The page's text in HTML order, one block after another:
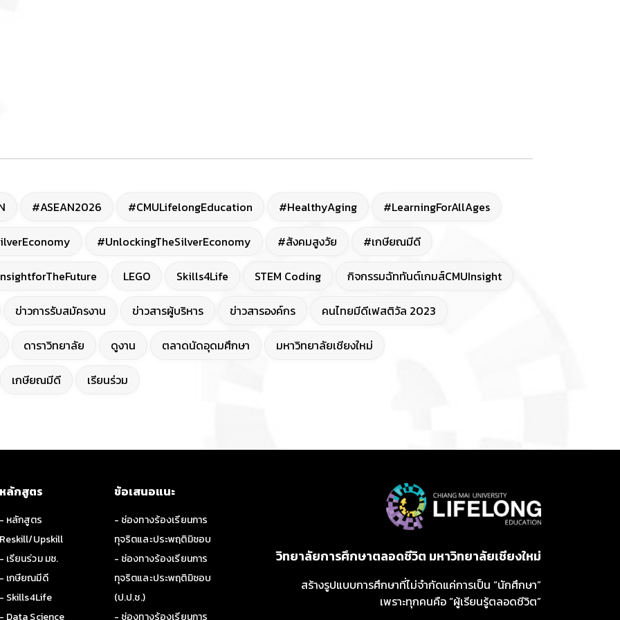
#ASEAN2026 #CMULifelongEducation #HealthyAging #LearningForAllAges
#UnlockingTheSilverEconomy #สังคมสูงวัย #เกษียณมีดี
LEGO Skills4Life STEM Coding กิจกรรมฉัททันต์เกมส์CMUInsight
ข่าวการรับสมัครงาน ข่าวสารผู้บริหาร ข่าวสารองค์กร คนไทยมีดีเฟสติวัล 2023
ดาราวิทยาลัย ดูงาน ตลาดนัดอุดมศึกษา มหาวิทยาลัยเชียงใหม่
เกษียณมีดี เรียนร่วม
ลักสูตร
หลักสูตร
Upskill
เรียนร่วม มช.
เกษียณมีดี
Skills4Life
Data Science
ข้อเสนอแนะ
- ช่องทางร้องเรียนการ
ทุจริตและประพฤติมิชอบ
- ช่องทางร้องเรียนการ
ทุจริตและประพฤติมิชอบ
(ป.ป.ช.)
- ช่องทางร้องเรียนการ
วิทยาลัยการศึกษาตลอดชีวิต มหาวิทยาลัยเชียงใหม่
สร้างรูปแบบการศึกษาที่ไม่จำกัดแค่การเป็น “นักศึกษา”
เพราะทุกคนคือ “ผู้เรียนรู้ตลอดชีวิต”